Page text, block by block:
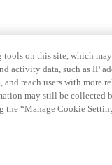
on this site, which
activity data, such as IP
and reach users with
may still be collected
the “Manage Cookie